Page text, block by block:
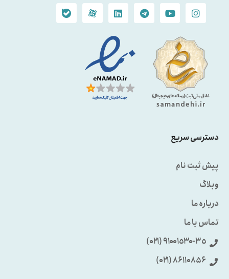
دسترسی سریع
پیش ثبت نام
وبلاگ
درباره ما
تماس با ما
٩۱۰۰۱٥۳۰-۳٥ (۰۲۱)
86110856 (۰۲۱)